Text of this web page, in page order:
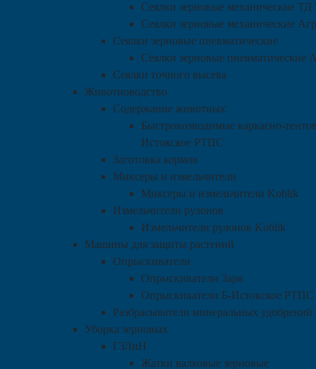
Сеялки зерновые механические
Сеялки зерновые механические
Сеялки зерновые пневматические
Сеялки зерновые пневматические
Сеялки точного высева
Животноводство
Содержание животных
Быстровозводимые каркасно-
Истокское РТПС
Заготовка кормов
Миксеры и измельчители
Миксеры и измельчители Koblik
Измельчители рулонов
Измельчители рулонов Koblik
Машины для защиты растений
Опрыскиватели
Опрыскиватели Заря
Опрыскиватели Б-Истокское РТПС
Разбрасыватели минеральных удобрений
Уборка зерновых
ГЗЛиН
Жатки валковые зерновые